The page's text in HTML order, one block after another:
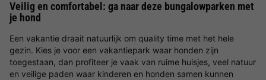
Veilig en comfortabel: ga naar deze bungalowparken met
je hond
Een vakantie draait natuurlijk om quality time met het hele
gezin. Kies je voor een vakantiepark waar honden zijn
toegestaan, dan profiteer je vaak van ruime huisjes, veel natuur
en veilige paden waar kinderen en honden samen kunnen